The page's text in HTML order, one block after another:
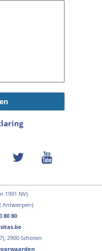
1991 NV)
Antwerpen)
80 80
2900 Schoten